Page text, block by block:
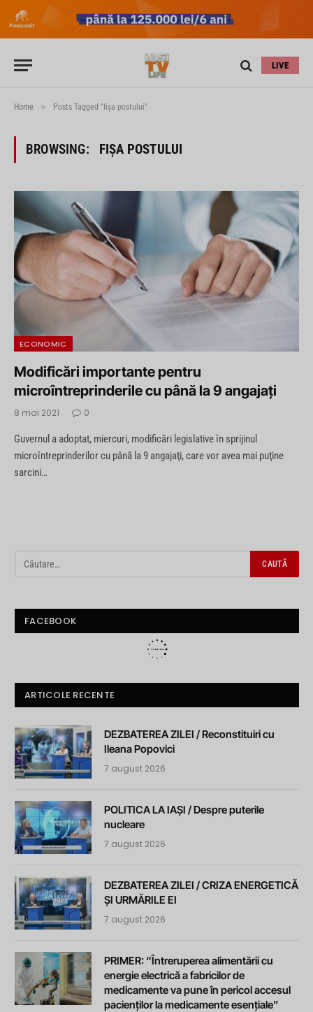
LIVE
Home » Posts Tagged "fişa postului"
BROWSING: FIŞA POSTULUI
ECONOMIC
Modificări importante pentru
microîntreprinderile cu până la 9 angajaţi
8 mai 2021 0
Guvernul a adoptat, miercuri, modificări legislative în sprijinul
microîntreprinderilor cu până la 9 angajaţi, care vor avea mai puţine
sarcini…
FACEBOOK
ARTICOLE RECENTE
DEZBATEREA ZILEI / Reconstituiri cu
Ileana Popovici
7 august 2026
POLITICA LA IAȘI / Despre puterile
nucleare
7 august 2026
DEZBATEREA ZILEI / CRIZA ENERGETICĂ
ȘI URMĂRILE EI
7 august 2026
PRIMER: “Întreruperea alimentării cu
energie electrică a fabricilor de
medicamente va pune în pericol accesul
pacienților la medicamente esențiale”